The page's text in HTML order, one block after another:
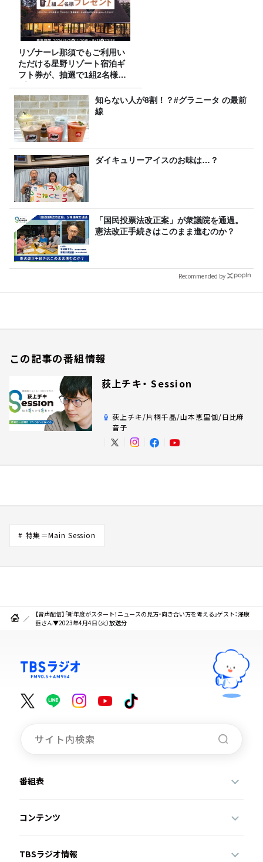
リゾナーレ那須でもご利用い
ただける星野リゾート宿泊ギ
フト券が、抽選で1組2名様に
プレゼント！
知らない人が8割！？#グラニータ の最前
線
ダイキュリーアイスのお味は…？
「国民投票法改正案」が衆議院を通過。
憲法改正手続きはこのまま進むのか？
Recommended by
この記事の番組情報
荻上チキ・ Session
荻上チキ/片桐千晶/山本恵里伽/日比麻
音子
# 特集＝Main Session
【音声配信】「新年度がスタート！ニュースの見方・向き合い方を考える」ゲスト：澤康
臣さん▼2023年4月4日（火）放送分
番組表
コンテンツ
TBSラジオ情報